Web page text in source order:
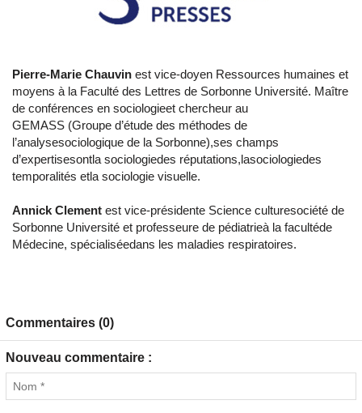
Pierre-Marie Chauvin est vice-doyen Ressources humaines et
moyens à la Faculté des Lettres de Sorbonne Université. Maître
de conférences en sociologieet chercheur au
GEMASS (Groupe d’étude des méthodes de
l’analysesociologique de la Sorbonne),ses champs
d’expertisesontla sociologiedes réputations,lasociologiedes
temporalités etla sociologie visuelle.
Annick Clement est vice-présidente Science culturesociété de
Sorbonne Université et professeure de pédiatrieà la facultéde
Médecine, spécialiséedans les maladies respiratoires.
Commentaires (0)
Nouveau commentaire :